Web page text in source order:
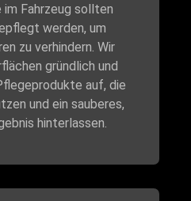
Fahrzeug sollten
werden, um
zu verhindern. Wir
gründlich und
auf, die
und ein sauberes,
hinterlassen.